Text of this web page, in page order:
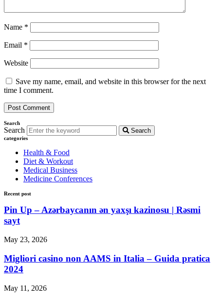
Name *
Email *
Website
Save my name, email, and website in this browser for the next
time I comment.
Search
Search Search
categories
Health & Food
Diet & Workout
Medical Business
Medicine Conferences
Recent post
Pin Up – Azərbaycanın ən yaxşı kazinosu | Rəsmi
sayt
May 23, 2026
Migliori casino non AAMS in Italia – Guida pratica
2024
May 11, 2026